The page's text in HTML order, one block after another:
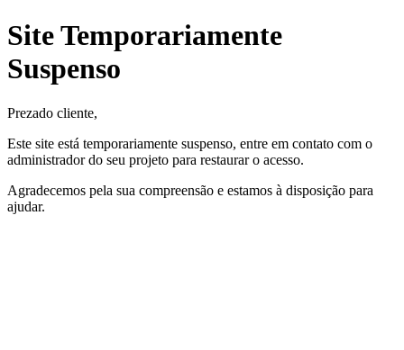
Site Temporariamente
Suspenso
Prezado cliente,
Este site está temporariamente suspenso, entre em contato com o
administrador do seu projeto para restaurar o acesso.
Agradecemos pela sua compreensão e estamos à disposição para
ajudar.